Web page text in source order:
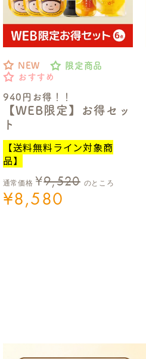
NEW
限定商品
おすすめ
940円お得！！
【WEB限定】お得セッ
ト
【送料無料ライン対象商
品】
通常価格 ¥9,520 のところ
¥8,580